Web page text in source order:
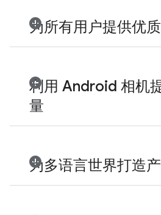
为所有用户提供优
利用 Android 相机
量
为多语言世界打造